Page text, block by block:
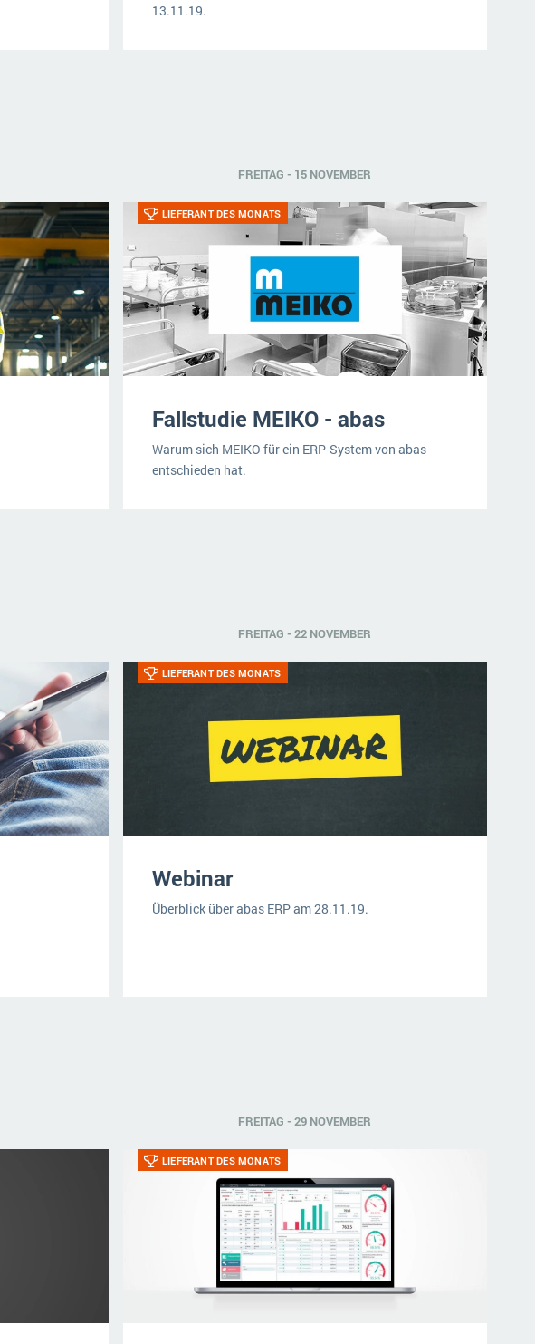
13.11.19.
FREITAG - 15 NOVEMBER
LIEFERANT DES MONATS
Fallstudie MEIKO - abas
Warum sich MEIKO für ein ERP-System von abas
entschieden hat.
FREITAG - 22 NOVEMBER
LIEFERANT DES MONATS
Webinar
Überblick über abas ERP am 28.11.19.
FREITAG - 29 NOVEMBER
LIEFERANT DES MONATS